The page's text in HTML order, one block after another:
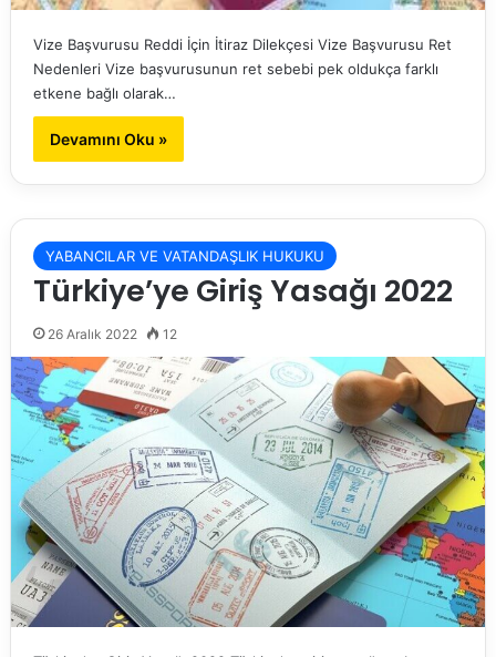
Vize Başvurusu Reddi İçin İtiraz Dilekçesi Vize Başvurusu Ret
Nedenleri Vize başvurusunun ret sebebi pek oldukça farklı
etkene bağlı olarak…
Devamını Oku »
YABANCILAR VE VATANDAŞLIK HUKUKU
Türkiye’ye Giriş Yasağı 2022
26 Aralık 2022 12